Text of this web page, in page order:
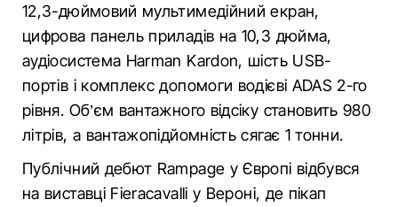
12,3-дюймовий мультимедійний екран,
цифрова панель приладів на 10,3 дюйма,
аудіосистема Harman Kardon, шість USB-
портів і комплекс допомоги водієві ADAS 2-го
рівня. Об’єм вантажного відсіку становить 980
літрів, а вантажопідйомність сягає 1 тонни.
Публічний дебют Rampage у Європі відбувся
на виставці Fieracavalli у Вероні, де пікап